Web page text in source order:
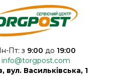
Пт: з 9:00 до 19:00
info@torgpost.com
вул. Васильківська, 1